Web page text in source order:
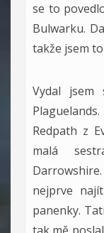
se to
Bulwarku.
takže jsem
Vydal jsem
Redpath z
malá
nejprve
panenky.